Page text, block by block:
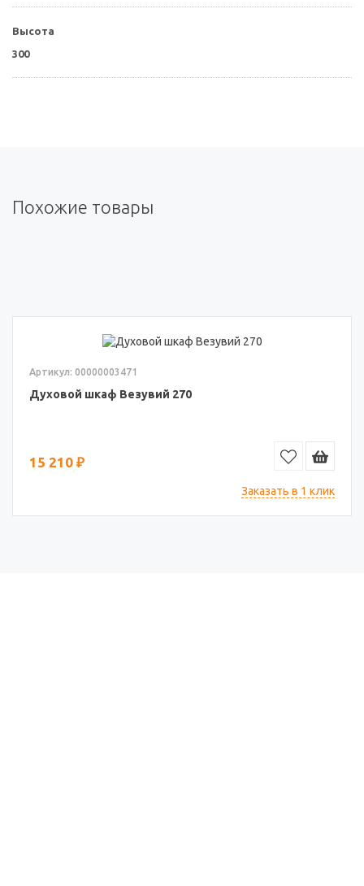
Высота
300
Похожие товары
Артикул: 00000003471
Духовой шкаф Везувий 270
15 210 ₽
Заказать в 1 клик